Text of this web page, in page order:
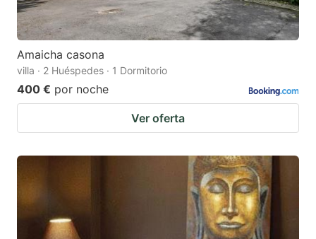
Amaicha casona
villa · 2 Huéspedes · 1 Dormitorio
400 € por noche
Ver oferta